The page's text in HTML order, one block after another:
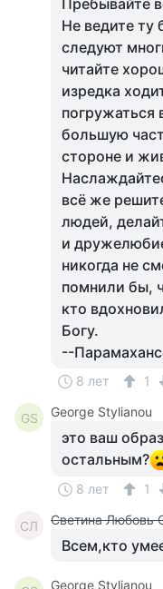
Пребывайте
Не ведите ту
следуют
читайте
изредка
погружаться
большую
стороне и
всё же
людей,
и
никогда не
помнили бы,
кто
Богу.
--
8 лет 1
GS George Stylianou
это ваш
остальным?
8 лет 1
СЛ Светина Любовь
Всем,кто
George Stylianou